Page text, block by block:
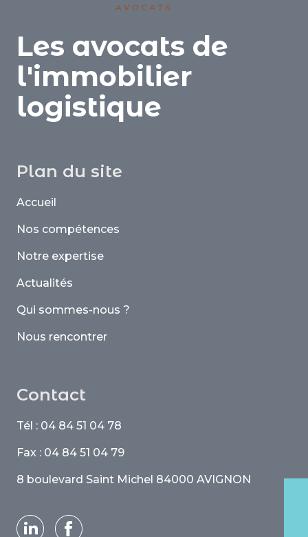
Les avocats de
l'immobilier
logistique
Plan du site
Accueil
Nos compétences
Notre expertise
Actualités
Qui sommes-nous ?
Nous rencontrer
Contact
Tél : 04 84 51 04 78
Fax : 04 84 51 04 79
8 boulevard Saint Michel 84000 AVIGNON